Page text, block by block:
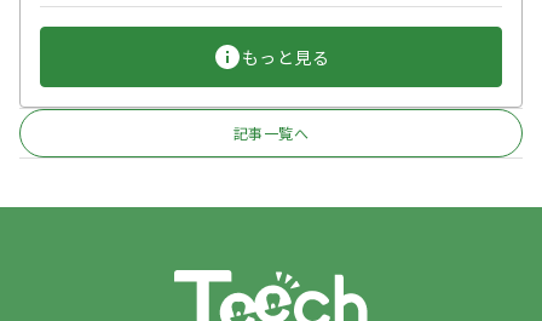
もっと見る
記事一覧へ